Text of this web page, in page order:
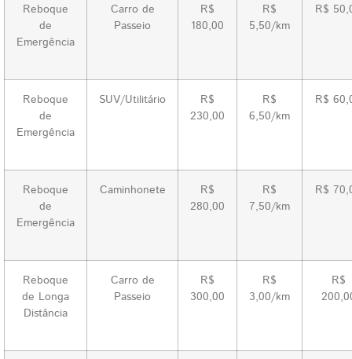
Reboque
de
Emergência
Carro de
Passeio
R$
180,00
R$
5,50/km
R$
Reboque
de
Emergência
SUV/Utilitário
R$
230,00
R$
6,50/km
R$
Reboque
de
Emergência
Caminhonete
R$
280,00
R$
7,50/km
R$
Reboque
de Longa
Distância
Carro de
Passeio
R$
300,00
R$
3,00/km
R$